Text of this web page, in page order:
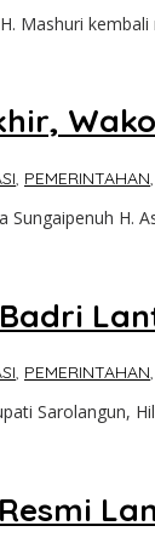
Mashuri
, PEMERINTAHAN,
Sungaipenuh H.
, PEMERINTAHAN,
Sarolangun,